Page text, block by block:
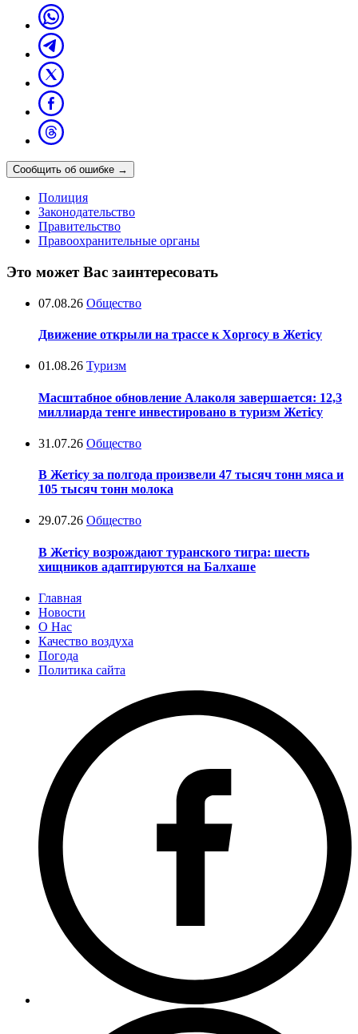
Сообщить об ошибке →
Полиция
Законодательство
Правительство
Правоохранительные органы
Это может Вас заинтересовать
07.08.26 Общество
Движение открыли на трассе к Хоргосу в Жетісу
01.08.26 Туризм
Масштабное обновление Алаколя завершается: 12,3
миллиарда тенге инвестировано в туризм Жетісу
31.07.26 Общество
В Жетісу за полгода произвели 47 тысяч тонн мяса и
105 тысяч тонн молока
29.07.26 Общество
В Жетісу возрождают туранского тигра: шесть
хищников адаптируются на Балхаше
Главная
Новости
О Нас
Качество воздуха
Погода
Политика сайта